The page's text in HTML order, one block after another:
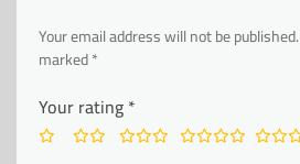
Your email address will not be published.
marked*
Your rating*